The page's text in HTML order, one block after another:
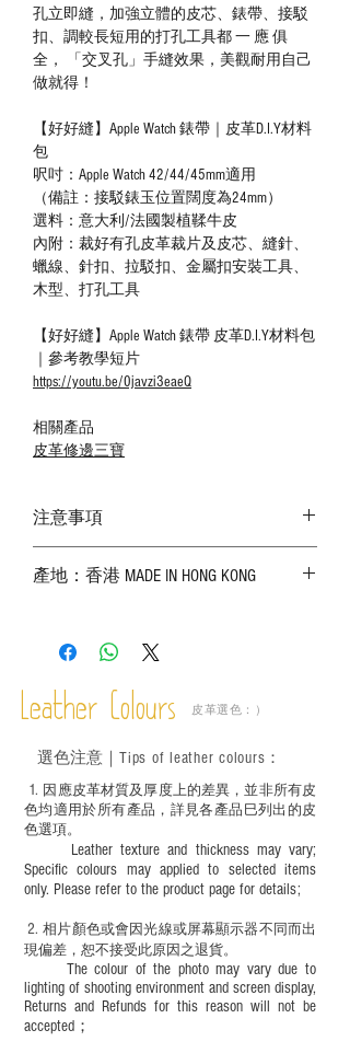
孔立即縫，加強立體的皮芯、錶帶、接駁
扣、調較長短用的打孔工具都 一 應 俱
全， 「交叉孔」手縫效果，美觀耐用自己
做就得！
【好好縫】Apple Watch 錶帶｜皮革D.I.Y材料
包
呎吋：Apple Watch 42/44/45mm適用
（備註：接駁錶玉位置闊度為24mm）
選料：意大利/法國製植鞣牛皮
內附：裁好有孔皮革裁片及皮芯、縫針、
蠟線、針扣、拉駁扣、金屬扣安裝工具、
木型、打孔工具
【好好縫】Apple Watch 錶帶 皮革D.I.Y材料包
｜參考教學短片
https://youtu.be/0javzi3eaeQ
相關產品
皮革修邊三寶
注意事項
實物為準；
－ 植鞣皮革容易受環境、使用程度等產生
成後定期在皮面塗上皮革專用清潔劑及貂
鼠油等；
適合六歲以下兒童使用；六至十二歲兒童
必須由成年人陪同下使用並應小心處理。
產地：香港 MADE IN HONG KONG
Leather Colours 皮革選色：）
1. ​ 因應皮革材質及厚度上的差異，並非所有皮
色均適用於所有產品，詳見各產品巳列出的皮
色選項。
Leather texture and thickness may vary;
Specific colours may applied to selected items
only. Please refer to the product page for details;
​2.相片顏色或會因光線或屏幕顯示器不同而出
現偏差，恕不接受此原因之退貨。
The colour of the photo may vary due to
lighting of shooting environment and screen display,
Returns and Refunds for this reason will not be
accepted；
選色注意｜ Tips of leather colours ：